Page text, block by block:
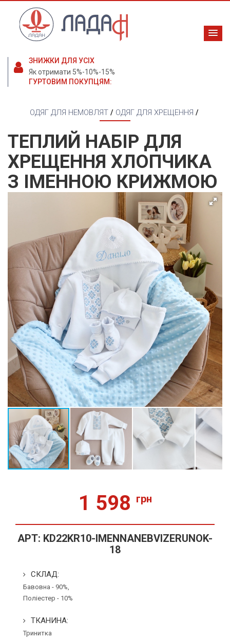
ЗНИЖКИ ДЛЯ УСІХ
Як отримати 5%-10%-15%
ГУРТОВИМ ПОКУПЦЯМ:
ОДЯГ ДЛЯ НЕМОВЛЯТ/ ОДЯГ ДЛЯ ХРЕЩЕННЯ /
ТЕПЛИЙ НАБІР ДЛЯ
ХРЕЩЕННЯ ХЛОПЧИКА
З ІМЕННОЮ КРИЖМОЮ
1 598 грн
АРТ: KD22KR10-IMENNANEBVIZERUNOK-
18
СКЛАД:
Бавовна - 90%,
Поліестер - 10%
ТКАНИНА:
Тринитка